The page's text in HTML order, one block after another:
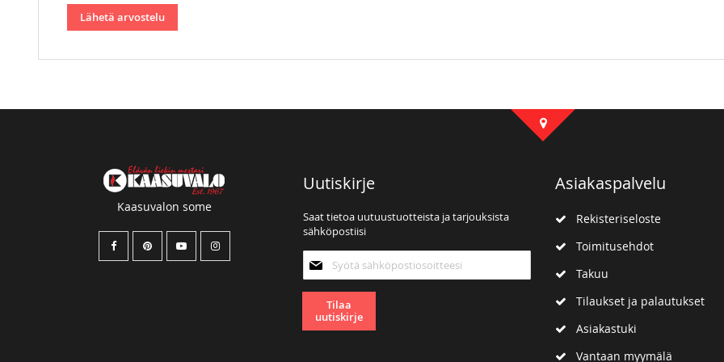
Lähetä arvostelu
Kaasuvalon some
Uutiskirje
Saat tietoa uutuustuotteista ja tarjouksista
sähköpostiisi
uutiskirjeemme:
Tilaa
uutiskirje
Asiakaspalvelu
Rekisteriseloste
Toimitusehdot
Takuu
Tilaukset ja palautukset
Asiakastuki
Vantaan myymälä